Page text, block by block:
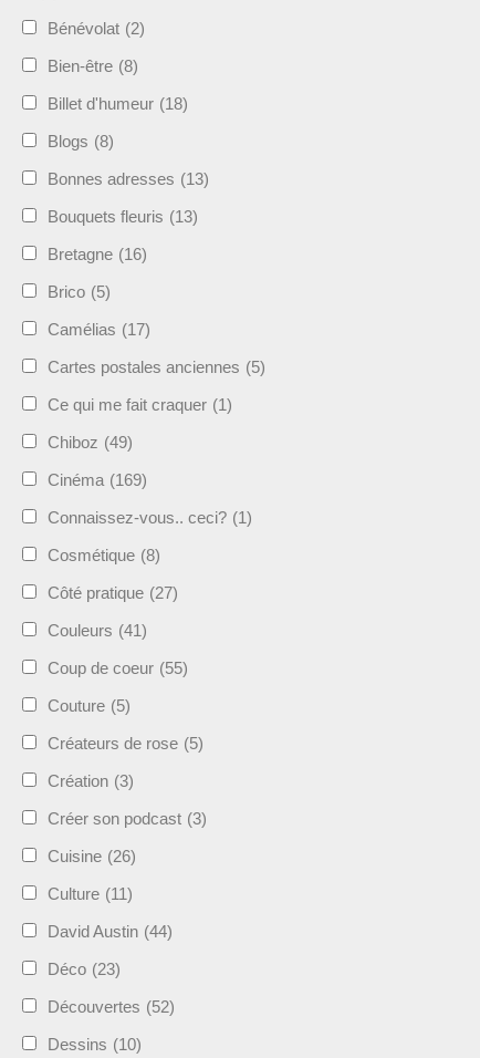
Bénévolat (2)
Bien-être (8)
Billet d'humeur (18)
Blogs (8)
Bonnes adresses (13)
Bouquets fleuris (13)
Bretagne (16)
Brico (5)
Camélias (17)
Cartes postales anciennes (5)
Ce qui me fait craquer (1)
Chiboz (49)
Cinéma (169)
Connaissez-vous.. ceci? (1)
Cosmétique (8)
Côté pratique (27)
Couleurs (41)
Coup de coeur (55)
Couture (5)
Créateurs de rose (5)
Création (3)
Créer son podcast (3)
Cuisine (26)
Culture (11)
David Austin (44)
Déco (23)
Découvertes (52)
Dessins (10)